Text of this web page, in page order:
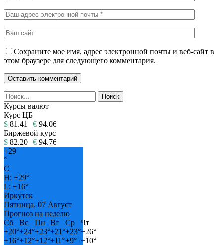
Сохраните мое имя, адрес электронной почты и веб-сайт в
этом браузере для следующего комментария.
Курсы валют
Курс ЦБ
$ 81.41 € 94.06
Биржевой курс
$ 82.20 € 94.76
+29
°
C
H: +29°
L: +16°
Иркутск
Пятница, 07 Август
Прогноз на неделю
Сб
Вс Пн Вт Ср
Чт
+20°+24°+23°+21°+23°+26°
+16°+12°+12°+11°+9° +10°